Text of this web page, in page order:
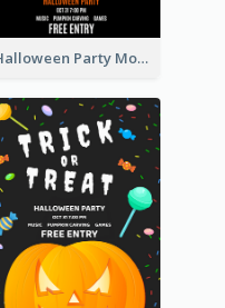
Halloween Party Moon Photo Poster